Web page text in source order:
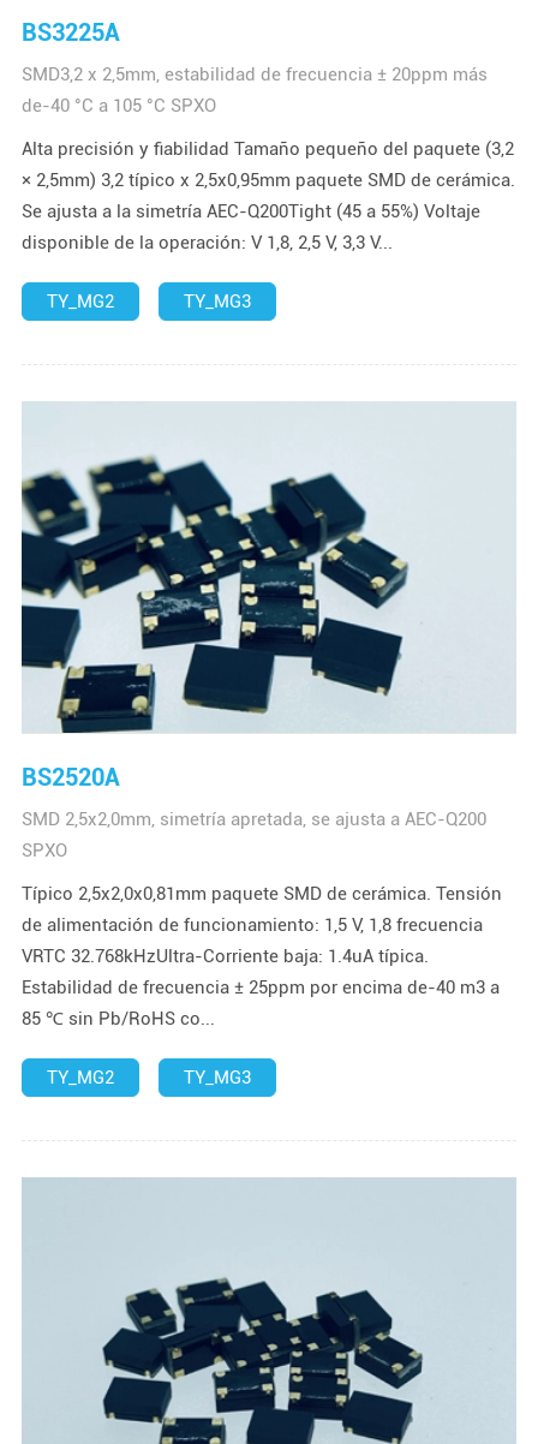
BS3225A
SMD3,2 x 2,5mm, estabilidad de frecuencia ± 20ppm más
de-40 °C a 105 °C SPXO
Alta precisión y fiabilidad Tamaño pequeño del paquete (3,2
× 2,5mm) 3,2 típico x 2,5x0,95mm paquete SMD de cerámica.
Se ajusta a la simetría AEC-Q200Tight (45 a 55%) Voltaje
disponible de la operación: V 1,8, 2,5 V, 3,3 V...
TY_MG2 TY_MG3
BS2520A
SMD 2,5x2,0mm, simetría apretada, se ajusta a AEC-Q200
SPXO
Típico 2,5x2,0x0,81mm paquete SMD de cerámica. Tensión
de alimentación de funcionamiento: 1,5 V, 1,8 frecuencia
VRTC 32.768kHzUltra-Corriente baja: 1.4uA típica.
Estabilidad de frecuencia ± 25ppm por encima de-40 m3 a
85 ℃ sin Pb/RoHS co...
TY_MG2 TY_MG3